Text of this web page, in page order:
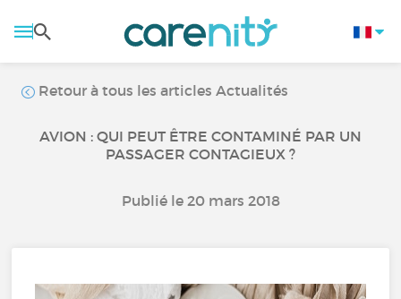
Retour à tous les articles Actualités
AVION : QUI PEUT ÊTRE CONTAMINÉ PAR UN
PASSAGER CONTAGIEUX ?
Publié le 20 mars 2018